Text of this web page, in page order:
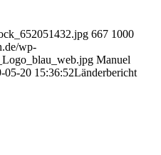
667 1000
wp-
Manuel
05-20 15:36:52Länderbericht